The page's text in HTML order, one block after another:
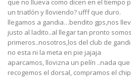
que no llueva como dicen en el tiempo
un triatlón y lloviendo? ufff que duro.
llegamos a gandia…bendito gps,nos
justo al ladito..al llegar tan pronto
primeros..nosotros,los del club de
no esta ni la meta en pie jajaja
aparcamos, llovizna un pelín ..nada
recogemos el dorsal, compramos el